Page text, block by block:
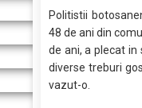
Politistii
48 de ani din
de ani, a plecat in
diverse treburi
vazut-o.